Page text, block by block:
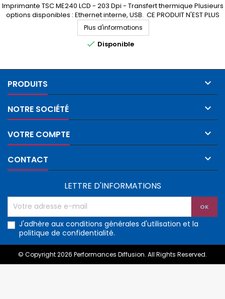
Imprimante TSC ME240 LCD - 203 Dpi - Transfert thermique Plusieurs
options disponibles : Ethernet interne, USB. CE PRODUIT N'EST PLUS
COMMERCIALISÉ. NOUS SOMMES À VOTRE DISPOSITION POUR VOUS
PROPOSER UN MODÈLE DE REMPLACEMENT.
Plus d'informations
 Disponible
PRODUITS 
NOTRE SOCIÉTÉ 
VOTRE COMPTE 
CONTACT 
LETTRE D'INFORMATIONS
J'adhère aux conditions générales d'utilisation et la
politique de confidentialité.
© Copyright 2026 Performances Diffusion. All Rights Reserved.